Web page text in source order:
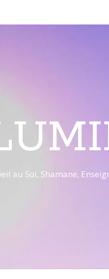
au Soi, Shamane,